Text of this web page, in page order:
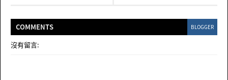
COMMENTS BLOGGER
沒有留言: